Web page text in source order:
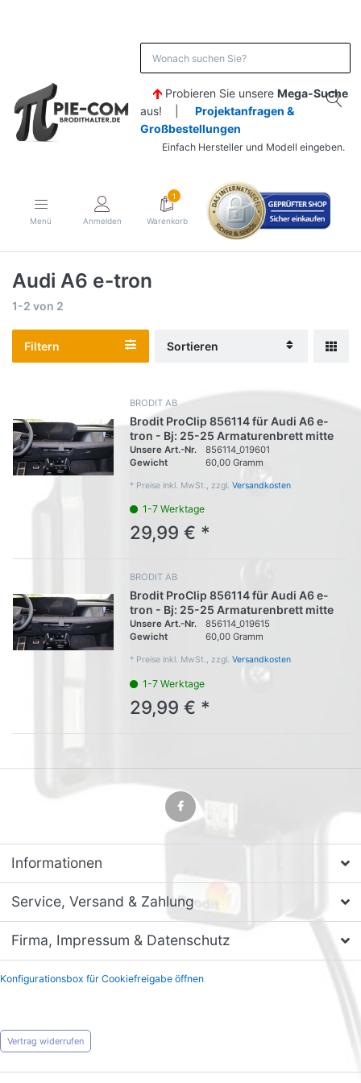
Probieren Sie unsere Mega-Suche
aus! | Projektanfragen &
Großbestellungen
Einfach Hersteller und Modell eingeben.
Menü Anmelden
1
Warenkorb
Audi A6 e-tron
1-2 von 2
Filtern Sortieren
BRODIT AB
Brodit ProClip 856114 für Audi A6 e-
tron - Bj: 25-25 Armaturenbrett mitte
Unsere Art.-Nr.
856114_019601
Gewicht
60,00 Gramm
* Preise inkl. MwSt., zzgl. Versandkosten
1-7 Werktage
29,99 € *
BRODIT AB
Brodit ProClip 856114 für Audi A6 e-
tron - Bj: 25-25 Armaturenbrett mitte
Unsere Art.-Nr.
856114_019615
Gewicht
60,00 Gramm
* Preise inkl. MwSt., zzgl. Versandkosten
1-7 Werktage
29,99 € *
Informationen
Service, Versand & Zahlung
Firma, Impressum & Datenschutz
Konfigurationsbox für Cookiefreigabe öffnen
Vertrag widerrufen